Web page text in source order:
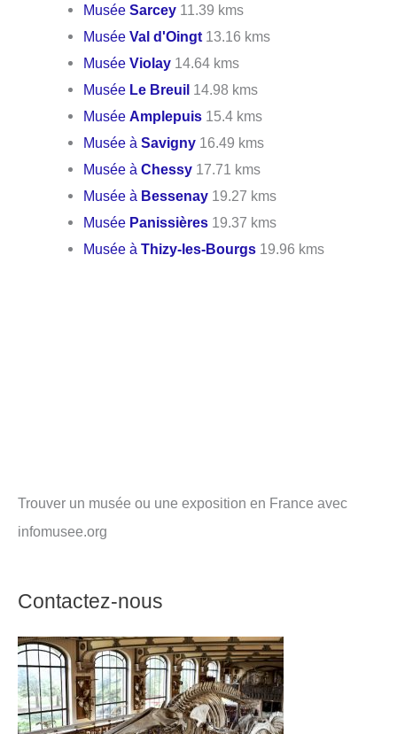
MuséeSarcey 11.39 kms
MuséeVal d'Oingt 13.16 kms
MuséeViolay 14.64 kms
Musée Le Breuil 14.98 kms
Musée Amplepuis 15.4 kms
Musée àSavigny 16.49 kms
Musée àChessy 17.71 kms
Musée à Bessenay 19.27 kms
Musée Panissières 19.37 kms
Musée àThizy-les-Bourgs 19.96 kms
Trouver un musée ou une exposition en France avec
infomusee.org
Contactez-nous